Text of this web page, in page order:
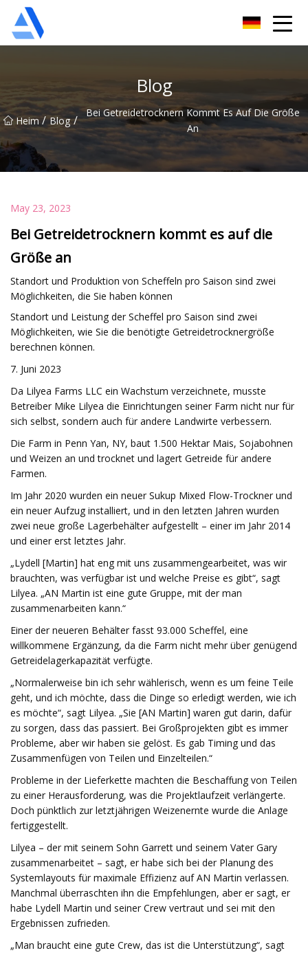
Blog
Heim / Blog /
Bei Getreidetrocknern Kommt Es Auf Die Größe
An
May 23, 2023
Bei Getreidetrocknern kommt es auf die
Größe an
Standort und Produktion von Scheffeln pro Saison sind zwei
Möglichkeiten, die Sie haben können
Standort und Leistung der Scheffel pro Saison sind zwei
Möglichkeiten, wie Sie die benötigte Getreidetrocknergröße
berechnen können.
7. Juni 2023
Da Lilyea Farms LLC ein Wachstum verzeichnete, musste
Betreiber Mike Lilyea die Einrichtungen seiner Farm nicht nur für
sich selbst, sondern auch für andere Landwirte verbessern.
Die Farm in Penn Yan, NY, baut 1.500 Hektar Mais, Sojabohnen
und Weizen an und trocknet und lagert Getreide für andere
Farmen.
Im Jahr 2020 wurden ein neuer Sukup Mixed Flow-Trockner und
ein neuer Aufzug installiert, und in den letzten Jahren wurden
zwei neue große Lagerbehälter aufgestellt – einer im Jahr 2014
und einer erst letztes Jahr.
„Lydell [Martin] hat eng mit uns zusammengearbeitet, was wir
brauchten, was verfügbar ist und welche Preise es gibt“, sagt
Lilyea. „AN Martin ist eine gute Gruppe, mit der man
zusammenarbeiten kann.“
Einer der neueren Behälter fasst 93.000 Scheffel, eine
willkommene Ergänzung, da die Farm nicht mehr über genügend
Getreidelagerkapazität verfügte.
„Normalerweise bin ich sehr wählerisch, wenn es um feine Teile
geht, und ich möchte, dass die Dinge so erledigt werden, wie ich
es möchte“, sagt Lilyea. „Sie [AN Martin] waren gut darin, dafür
zu sorgen, dass das passiert. Bei Großprojekten gibt es immer
Probleme, aber wir haben sie gelöst. Es gab Timing und das
Zusammenfügen von Teilen und Einzelteilen.“
Probleme in der Lieferkette machten die Beschaffung von Teilen
zu einer Herausforderung, was die Projektlaufzeit verlängerte.
Doch pünktlich zur letztjährigen Weizenernte wurde die Anlage
fertiggestellt.
Lilyea – der mit seinem Sohn Garrett und seinem Vater Gary
zusammenarbeitet – sagt, er habe sich bei der Planung des
Systemlayouts für maximale Effizienz auf AN Martin verlassen.
Manchmal überraschten ihn die Empfehlungen, aber er sagt, er
habe Lydell Martin und seiner Crew vertraut und sei mit den
Ergebnissen zufrieden.
„Man braucht eine gute Crew, das ist die Unterstützung“, sagt